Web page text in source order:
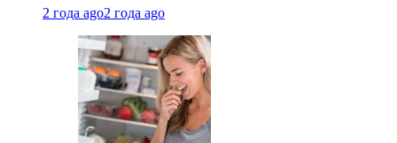
2 года ago2 года ago